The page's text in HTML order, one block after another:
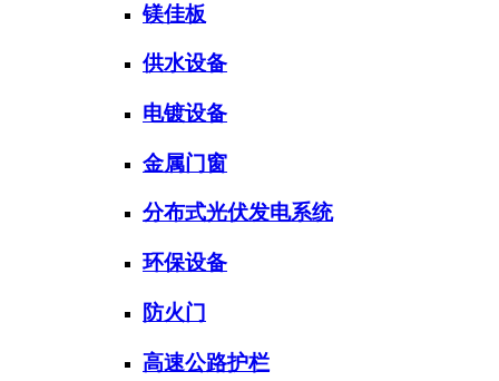
镁佳板
供水设备
电镀设备
金属门窗
分布式光伏发电系统
环保设备
防火门
高速公路护栏